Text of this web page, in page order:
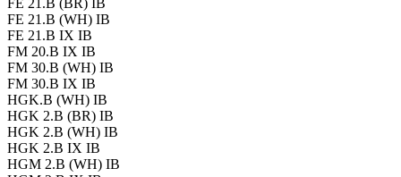
FE 21.B (BR) IB
FE 21.B (WH) IB
FE 21.B IX IB
FM 20.B IX IB
FM 30.B (WH) IB
FM 30.B IX IB
HGK.B (WH) IB
HGK 2.B (BR) IB
HGK 2.B (WH) IB
HGK 2.B IX IB
HGM 2.B (WH) IB